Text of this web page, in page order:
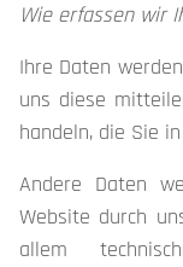
Wie erfassen wir
Ihre Daten
uns diese
handeln, die Sie
Andere Daten
Website durch
allem